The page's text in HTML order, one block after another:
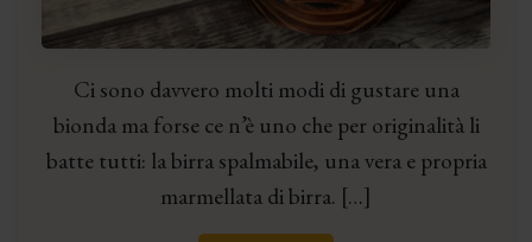
Ci sono davvero molti modi di gustare una
bionda ma forse ce n’è uno che per originalità li
batte tutti: la birra spalmabile, una vera e propria
marmellata di birra. […]